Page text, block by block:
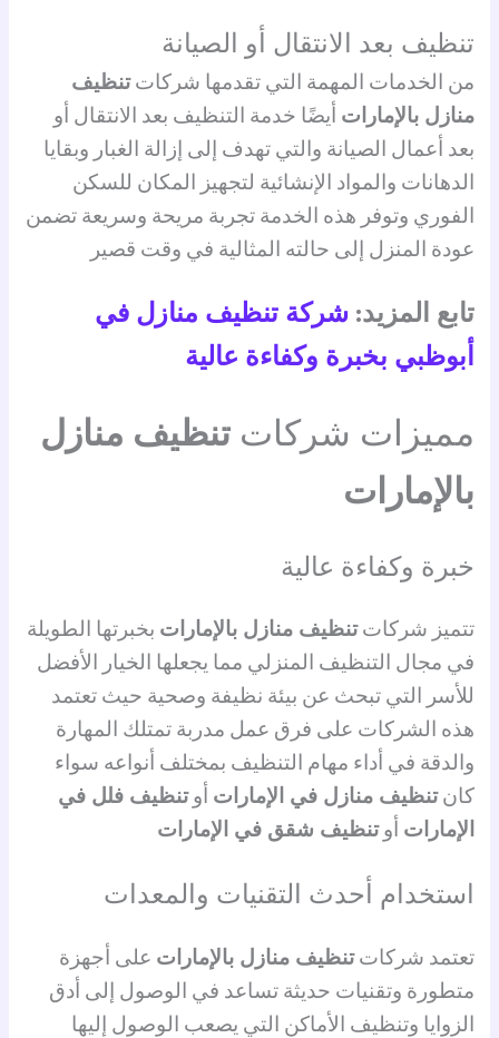
تنظيف بعد الانتقال أو الصيانة
من الخدمات المهمة التي تقدمها شركاتتنظيف
منازل بالإمارات أيضًا خدمة التنظيف بعد الانتقال أو
بعد أعمال الصيانة والتي تهدف إلى إزالة الغبار وبقايا
الدهانات والمواد الإنشائية لتجهيز المكان للسكن
الفوري وتوفر هذه الخدمة تجربة مريحة وسريعة تضمن
عودة المنزل إلى حالته المثالية في وقت قصير
تابع المزيد:شركة تنظيف منازل في
أبوظبي بخبرة وكفاءة عالية
مميزات شركاتتنظيف منازل
بالإمارات
خبرة وكفاءة عالية
تتميز شركاتتنظيف منازل بالإمارات بخبرتها الطويلة
في مجال التنظيف المنزلي مما يجعلها الخيار الأفضل
للأسر التي تبحث عن بيئة نظيفة وصحية حيث تعتمد
هذه الشركات على فرق عمل مدربة تمتلك المهارة
والدقة في أداء مهام التنظيف بمختلف أنواعه سواء
كانتنظيف منازل في الإمارات أوتنظيف فلل في
الإمارات أوتنظيف شقق في الإمارات
استخدام أحدث التقنيات والمعدات
تعتمد شركاتتنظيف منازل بالإمارات على أجهزة
متطورة وتقنيات حديثة تساعد في الوصول إلى أدق
الزوايا وتنظيف الأماكن التي يصعب الوصول إليها